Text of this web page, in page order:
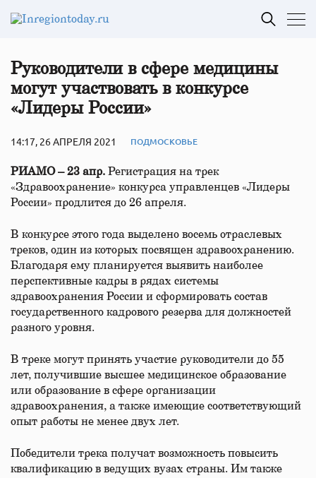
Руководители в сфере медицины
могут участвовать в конкурсе
«Лидеры России»
14:17, 26 АПРЕЛЯ 2021 ПОДМОСКОВЬЕ
РИАМО – 23 апр. Регистрация на трек
«Здравоохранение» конкурса управленцев «Лидеры
России» продлится до 26 апреля.
В конкурсе этого года выделено восемь отраслевых
треков, один из которых посвящен здравоохранению.
Благодаря ему планируется выявить наиболее
перспективные кадры в рядах системы
здравоохранения России и сформировать состав
государственного кадрового резерва для должностей
разного уровня.
В треке могут принять участие руководители до 55
лет, получившие высшее медицинское образование
или образование в сфере организации
здравоохранения, а также имеющие соответствующий
опыт работы не менее двух лет.
Победители трека получат возможность повысить
квалификацию в ведущих вузах страны. Им также